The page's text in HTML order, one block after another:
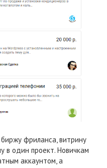
фриланса, витрину
в один проект. Новичкам
аккаунтом, а